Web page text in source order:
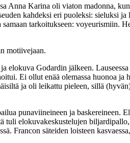
Anna Karina oli viaton madonna,
kahdeksi eri puoleksi: sieluksi
tarkoitukseen: voyeurismiin.
motiivejaan.
Godardin jälkeen.
Ei ollut enää olemassa huonoa ja
ja oli leikattu pieleen, sillä
punaviineineen ja
tuli elokuvakeskustelujen
Francon säteiden loisteen